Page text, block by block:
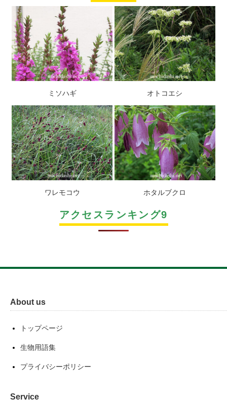
ミソハギ オトコエシ
ワレモコウ ホタルブクロ
アクセスランキング9
About us
トップページ
生物用語集
プライバシーポリシー
Service